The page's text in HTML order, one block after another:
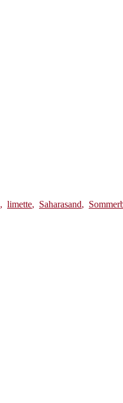
, limette, Saharasand,